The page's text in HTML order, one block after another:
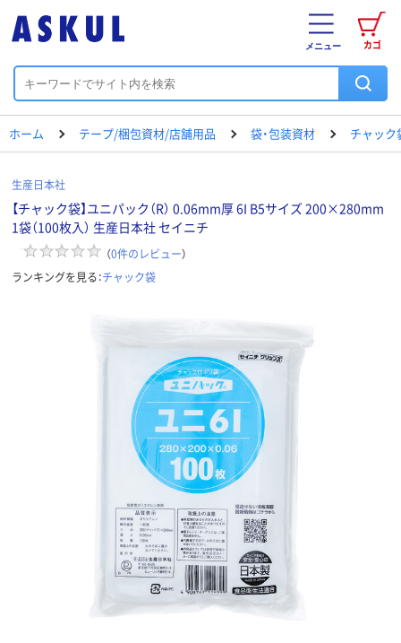
カゴ
メニュー
ホーム テープ/梱包資材/店舗用品 袋・包装資材 チャック
生産日本社
【チャック袋】ユニパック（R） 0.06mm厚 6I B5サイズ 200×280mm
1袋（100枚入） 生産日本社 セイニチ
（0件のレビュー）
ランキングを見る：チャック袋